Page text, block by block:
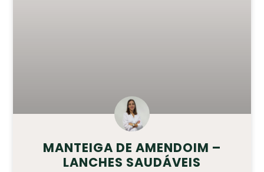
MANTEIGA DE AMENDOIM –
LANCHES SAUDÁVEIS